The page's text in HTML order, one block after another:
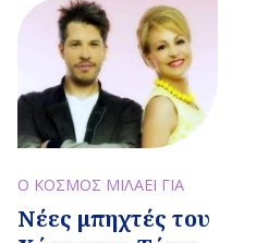
Ο ΚΟΣΜΟΣ ΜΙΛΑΕΙ ΓΙΑ
Νέες μπηχτές του